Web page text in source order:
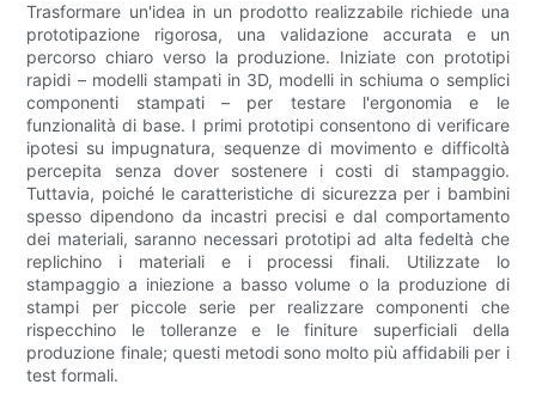
Trasformare un'idea in un prodotto realizzabile richiede una
prototipazione rigorosa, una validazione accurata e un
percorso chiaro verso la produzione. Iniziate con prototipi
rapidi – modelli stampati in 3D, modelli in schiuma o semplici
componenti stampati – per testare l'ergonomia e le
funzionalità di base. I primi prototipi consentono di verificare
ipotesi su impugnatura, sequenze di movimento e difficoltà
percepita senza dover sostenere i costi di stampaggio.
Tuttavia, poiché le caratteristiche di sicurezza per i bambini
spesso dipendono da incastri precisi e dal comportamento
dei materiali, saranno necessari prototipi ad alta fedeltà che
replichino i materiali e i processi finali. Utilizzate lo
stampaggio a iniezione a basso volume o la produzione di
stampi per piccole serie per realizzare componenti che
rispecchino le tolleranze e le finiture superficiali della
produzione finale; questi metodi sono molto più affidabili per i
test formali.